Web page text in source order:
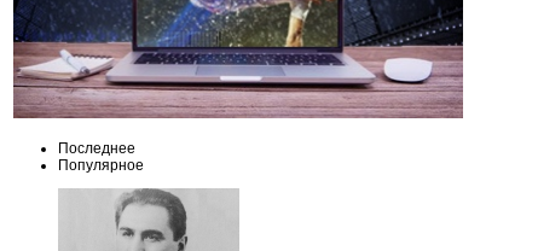
Последнее
Популярное